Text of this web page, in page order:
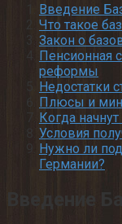
Введение
Что такое
Закон о
Пенсионная
реформы
Недостатки
Плюсы и
Когда
Условия
Нужно ли
Германии?
Введение